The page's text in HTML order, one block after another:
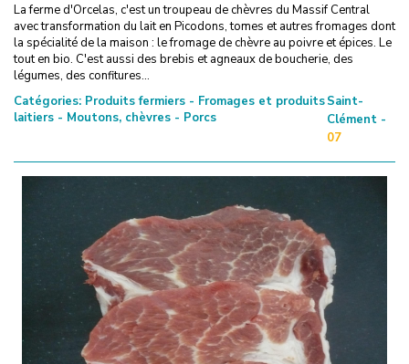
La ferme d'Orcelas, c'est un troupeau de chèvres du Massif Central
avec transformation du lait en Picodons, tomes et autres fromages dont
la spécialité de la maison : le fromage de chèvre au poivre et épices. Le
tout en bio. C'est aussi des brebis et agneaux de boucherie, des
légumes, des confitures...
Catégories: Produits fermiers - Fromages et produits
laitiers - Moutons, chèvres - Porcs
Saint-
Clément -
07